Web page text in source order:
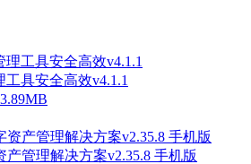
具安全高效v4.1.1
管理解决方案v2.35.8 手机版